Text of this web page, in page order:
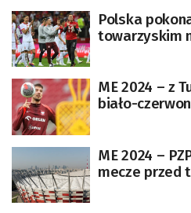
Polska
towarzyskim
ME 2024 – z
biało-
ME 2024 –
mecze przed